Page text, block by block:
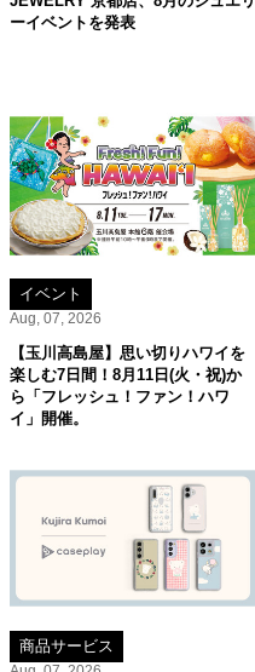
ーイベントを発表
イベント
Aug, 07, 2026
【玉川高島屋】思い切りハワイを
楽しむ7日間！8月11日(火・祝)か
ら「フレッシュ！ファン！ハワ
イ」開催。
商品サービス